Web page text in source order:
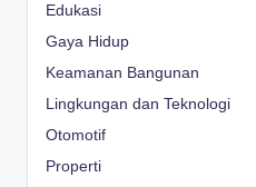
Edukasi
Gaya Hidup
Keamanan Bangunan
Lingkungan dan Teknologi
Otomotif
Properti